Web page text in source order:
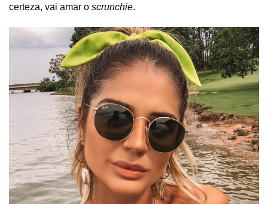
certeza, vai amar o scrunchie.